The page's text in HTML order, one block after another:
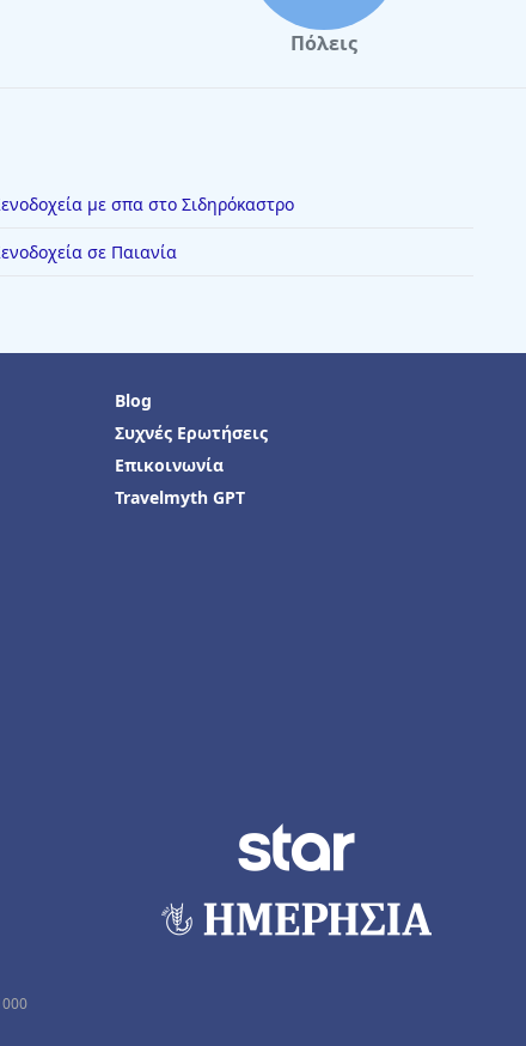
Πόλεις
με σπα στο Σιδηρόκαστρο
σε Παιανία
Blog
Συχνές Ερωτήσεις
Επικοινωνία
Travelmyth GPT